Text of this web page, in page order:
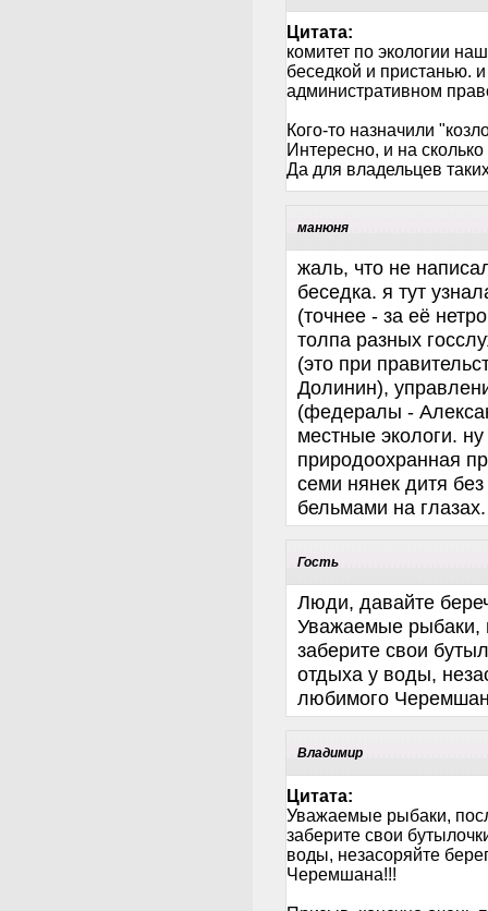
Цитата:
комитет по экологии
беседкой и пристанью.
административном
Кого-то назначили
Интересно, и на
Да для владельцев
манюня
жаль, что не
беседка. я тут
(точнее - за её
толпа разных
(это при
Долинин),
(федералы -
местные экологи.
природоохранная
семи нянек дитя
бельмами на глазах.
Гость
Люди, давайте
Уважаемые рыбаки,
заберите свои
отдыха у воды,
любимого
Владимир
Цитата:
Уважаемые рыбаки,
заберите свои
воды, незасоряйте
Черемшана!!!